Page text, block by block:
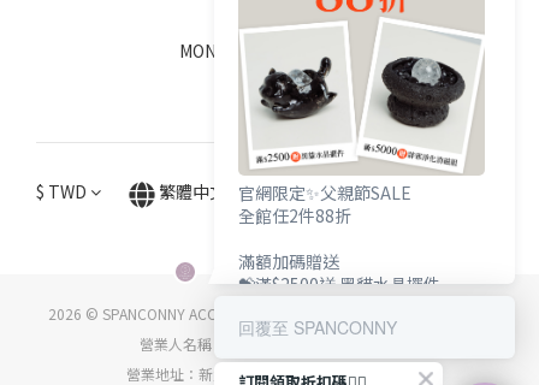
線上客服
MON - FRI / 9:00 - 18:00
$ TWD 繁體中文
2026 © SPANCONNY ACCESSORY CO., LTD. ALL RIGHTS RESERVED.
營業人名稱：詩品康妮國際時尚有限公司
營業地址：新北市中和區中正路716號5樓之5
官網限定✨父親節SALE
全館任2件88折
滿額加碼贈送
💝滿$2500送 黑貓水晶擺件
回覆至 SPANCONNY